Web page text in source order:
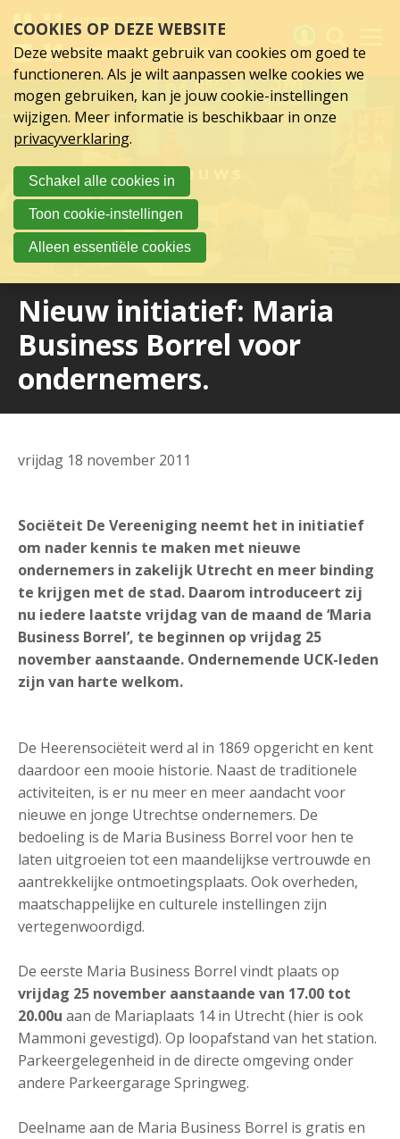
links
over
Spring
hoofd
inhoud
Spring
naar
hoofdnavigatie
Nieuws
Nieuw initiatief: Maria
Business Borrel voor
ondernemers.
vrijdag 18 november 2011
Sociëteit De Vereeniging neemt het in initiatief
om nader kennis te maken met nieuwe
ondernemers in zakelijk Utrecht en meer binding
te krijgen met de stad. Daarom introduceert zij
nu iedere laatste vrijdag van de maand de ‘Maria
Business Borrel’, te beginnen op vrijdag 25
november aanstaande. Ondernemende UCK-leden
zijn van harte welkom.
De Heerensociëteit werd al in 1869 opgericht en kent
daardoor een mooie historie. Naast de traditionele
activiteiten, is er nu meer en meer aandacht voor
nieuwe en jonge Utrechtse ondernemers. De
bedoeling is de Maria Business Borrel voor hen te
laten uitgroeien tot een maandelijkse vertrouwde en
aantrekkelijke ontmoetingsplaats. Ook overheden,
maatschappelijke en culturele instellingen zijn
vertegenwoordigd.
De eerste Maria Business Borrel vindt plaats op
vrijdag 25 november aanstaande van 17.00 tot
20.00u aan de Mariaplaats 14 in Utrecht (hier is ook
Mammoni gevestigd). Op loopafstand van het station.
Parkeergelegenheid in de directe omgeving onder
andere Parkeergarage Springweg.
Deelname aan de Maria Business Borrel is gratis en
Activiteiten
Nieuws
Verslagen
Sluit je aan
Over UCK
COOKIES OP DEZE WEBSITE
Deze website maakt gebruik van cookies om goed te
functioneren. Als je wilt aanpassen welke cookies we
mogen gebruiken, kan je jouw cookie-instellingen
wijzigen. Meer informatie is beschikbaar in onze
privacyverklaring.
Schakel alle cookies in
Toon cookie-instellingen
Alleen essentiële cookies